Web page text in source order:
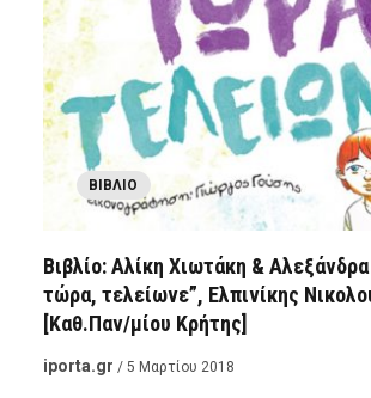
ΒΙΒΛΊΟ
Βιβλίο: Αλίκη Χιωτάκη &
τώρα, τελείωνε”, Ελπινίκης
[Καθ.Παν/μίου Κρήτης]
iporta.gr / 5 Μαρτίου 2018